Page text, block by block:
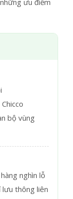
ưu điểm
Chicco
bộ vùng
nghìn lỗ
thông liên